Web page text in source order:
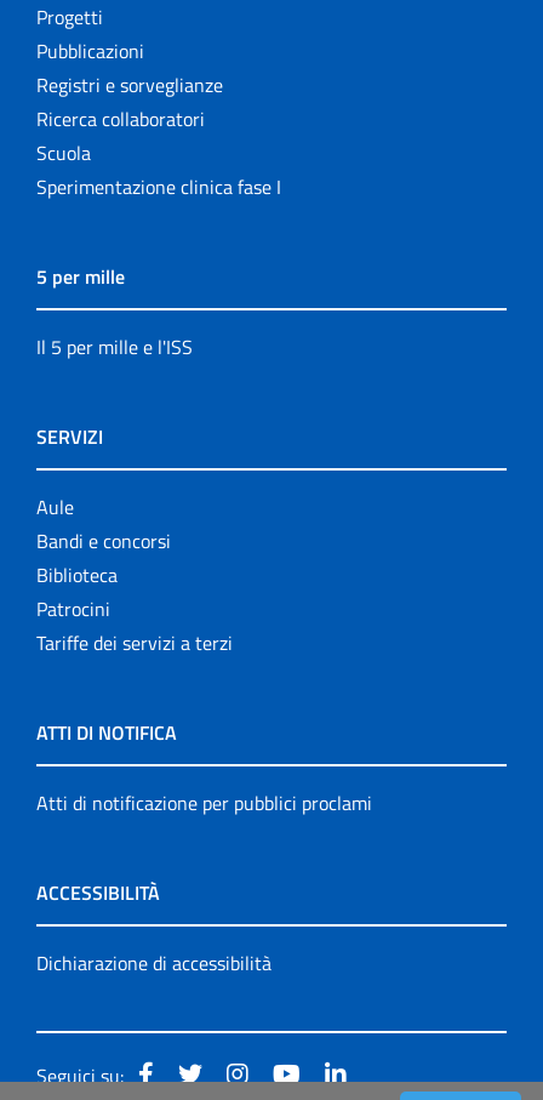
Progetti
Pubblicazioni
Registri e sorveglianze
Ricerca collaboratori
Scuola
Sperimentazione clinica fase I
5 per mille
Il 5 per mille e l'ISS
SERVIZI
Aule
Bandi e concorsi
Biblioteca
Patrocini
Tariffe dei servizi a terzi
ATTI DI NOTIFICA
Atti di notificazione per pubblici proclami
ACCESSIBILITÀ
Dichiarazione di accessibilità
Seguici su: